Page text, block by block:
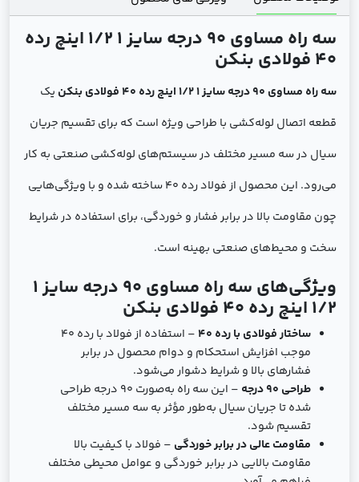
سه راه مساوی 90 درجه سایز 1 1/2 اینچ رده
40 فولادی بنکن
سه راه مساوی 90 درجه سایز 1 1/2 اینچ رده 40 فولادی بنکن
یک
قطعه اتصال لوله‌کشی با طراحی ویژه است که برای تقسیم جریان
سیال در سه مسیر مختلف در سیستم‌های لوله‌کشی صنعتی به کار
می‌رود. این محصول از فولاد رده 40 ساخته شده و با ویژگی‌هایی
چون مقاومت بالا در برابر فشار و خوردگی، برای استفاده در شرایط
سخت و محیط‌های صنعتی بهینه است.
ویژگی‌های سه راه مساوی 90 درجه سایز 1
1/2 اینچ رده 40 فولادی بنکن
ساختار فولادی با رده 40
– استفاده از فولاد با رده 40
موجب افزایش استحکام و دوام محصول در برابر
فشارهای بالا و شرایط دشوار می‌شود.
طراحی 90 درجه
– این سه راه به‌صورت 90 درجه طراحی
شده تا جریان سیال به‌طور مؤثر به سه مسیر مختلف
تقسیم شود.
مقاومت عالی در برابر خوردگی – فولاد با کیفیت بالا
مقاومت بالایی در برابر خوردگی و عوامل محیطی مختلف